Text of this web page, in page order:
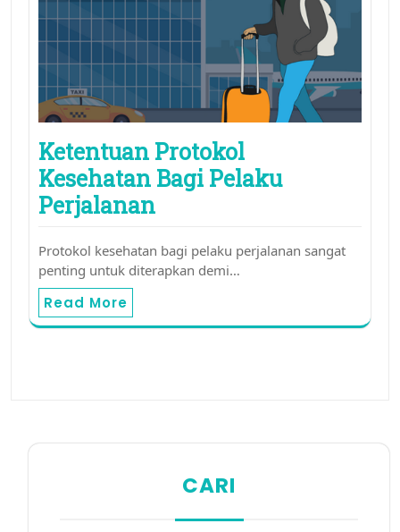
Ketentuan Protokol
Kesehatan Bagi Pelaku
Perjalanan
Protokol kesehatan bagi pelaku perjalanan sangat
penting untuk diterapkan demi…
Read More
CARI